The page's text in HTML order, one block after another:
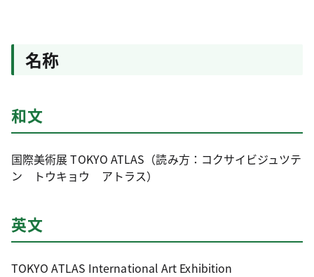
名称
和文
国際美術展 TOKYO ATLAS（読み方：コクサイビジュツテ
ン トウキョウ アトラス）
英文
TOKYO ATLAS International Art Exhibition